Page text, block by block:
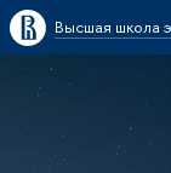
Высшая школа